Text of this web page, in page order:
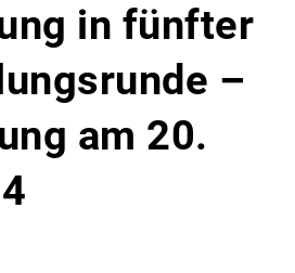
in fünfter
–
am 20.